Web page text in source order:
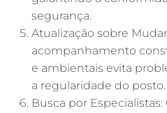
segurança.
Atualização sobre
acompanhamento
e ambientais evita
a regularidade do posto.
Busca por